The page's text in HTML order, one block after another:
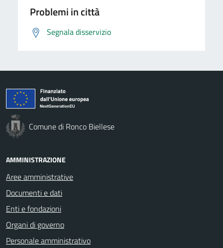
Problemi in città
Segnala disservizio
Comune di Ronco Biellese
AMMINISTRAZIONE
Aree amministrative
Documenti e dati
Enti e fondazioni
Organi di governo
Personale amministrativo